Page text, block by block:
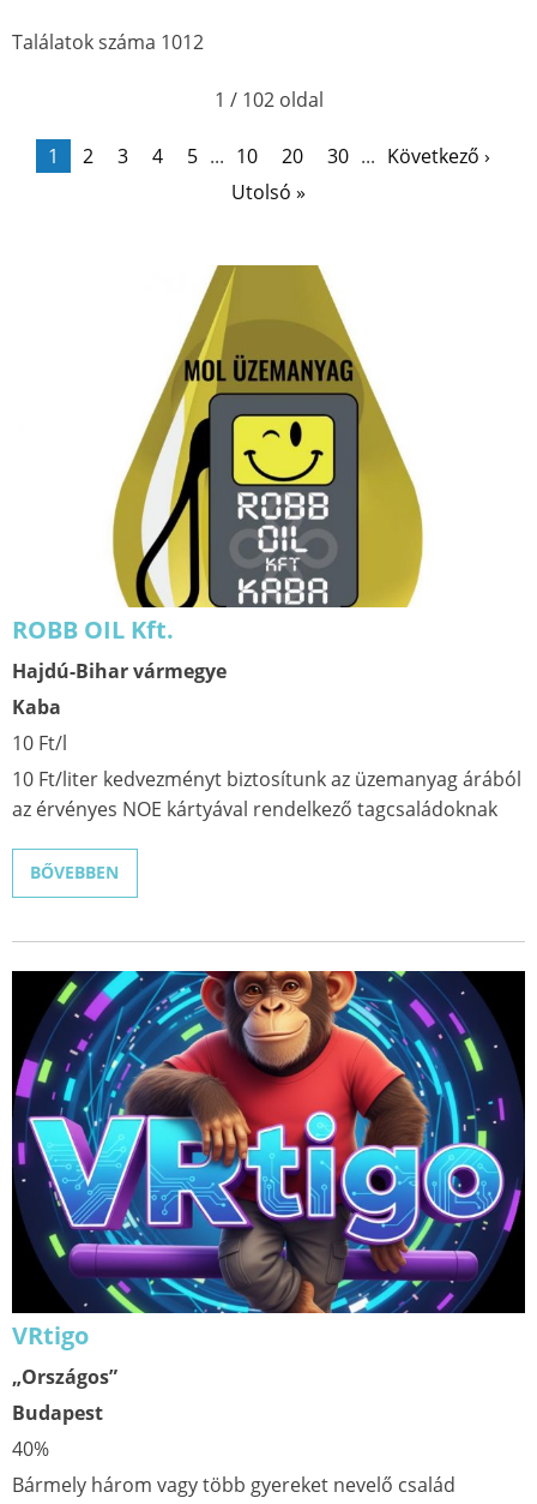
Találatok száma 1012
1 / 102 oldal
1 2 3 4 5 ... 10 20 30 ... Következő ›
Utolsó »
ROBB OIL Kft.
Hajdú-Bihar vármegye
Kaba
10 Ft/l
10 Ft/liter kedvezményt biztosítunk az üzemanyag árából
az érvényes NOE kártyával rendelkező tagcsaládoknak
BŐVEBBEN
VRtigo
„Országos”
Budapest
40%
Bármely három vagy több gyereket nevelő család